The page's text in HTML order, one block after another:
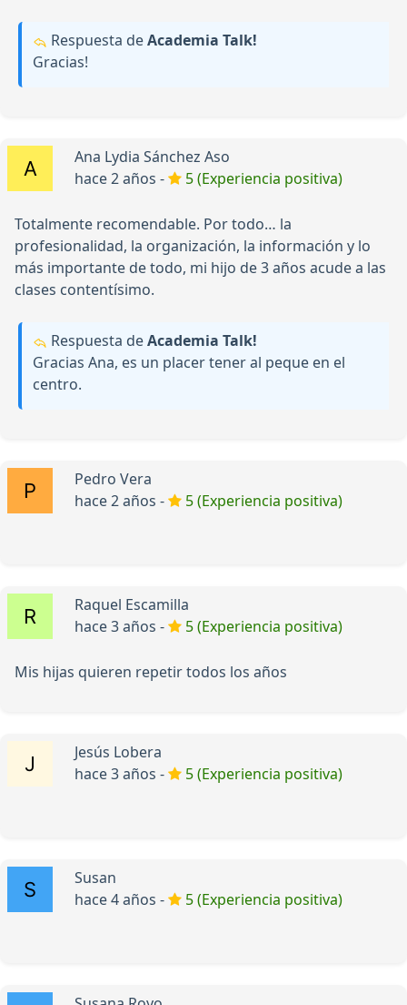
Respuesta deAcademia Talk!
Gracias!
Ana Lydia Sánchez Aso
hace 2 años -
5 (Experiencia positiva)
Totalmente recomendable. Por todo… la
profesionalidad, la organización, la información y lo
más importante de todo, mi hijo de 3 años acude a las
clases contentísimo.
Respuesta deAcademia Talk!
Gracias Ana, es un placer tener al peque en el
centro.
Pedro Vera
hace 2 años -
5 (Experiencia positiva)
Raquel Escamilla
hace 3 años -
5 (Experiencia positiva)
Mis hijas quieren repetir todos los años
Jesús Lobera
hace 3 años -
5 (Experiencia positiva)
Susan
hace 4 años -
5 (Experiencia positiva)